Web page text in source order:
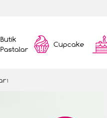
Butik
Pastalar
Cupcake